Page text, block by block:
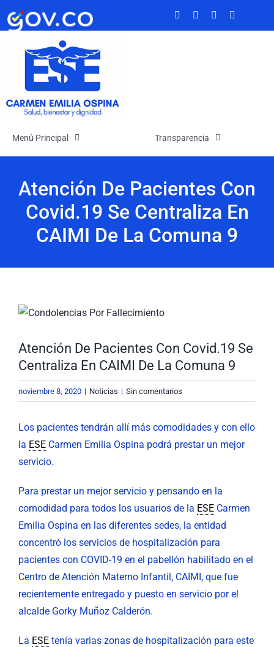
Saltar
Menú Principal
La Empresa
Buscar:
Transparencia
Atención y Servicios a la Ciudadanía
Atención De Pacientes Con
Covid.19 Se Centraliza En
CAIMI De La Comuna 9
Ver
más
grande
Atención De Pacientes Con Covid.19 Se
Centraliza En CAIMI De La Comuna 9
noviembre 8, 2020 | Noticias | Sin comentarios
Los pacientes tendrán allí más comodidades y con ello
la ESE Carmen Emilia Ospina podrá prestar un mejor
servicio.
Para prestar un mejor servicio y pensando en la
comodidad para todos los usuarios de la ESE Carmen
Emilia Ospina en las diferentes sedes, la entidad
concentró los servicios de hospitalización para
pacientes con COVID-19 en el pabellón habilitado en el
Centro de Atención Materno Infantil, CAIMI, que fue
recientemente entregado y puesto en servicio por el
alcalde Gorky Muñoz Calderón.
La ESE tenía varias zonas de hospitalización para este